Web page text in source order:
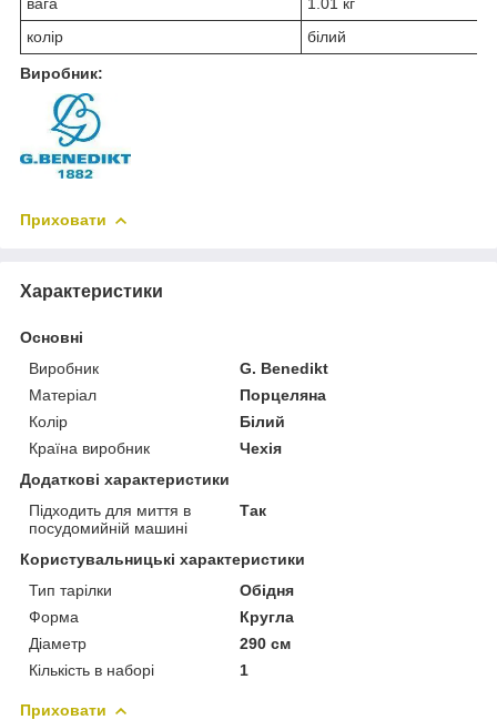
вага
1.01 кг
колір
білий
Виробник:
Приховати
Характеристики
Основні
Виробник
G. Benedikt
Матеріал
Порцеляна
Колір
Білий
Країна виробник
Чехія
Додаткові характеристики
Підходить для миття в
посудомийній машині
Так
Користувальницькі характеристики
Тип тарілки
Обідня
Форма
Кругла
Діаметр
290 см
Кількість в наборі
1
Приховати